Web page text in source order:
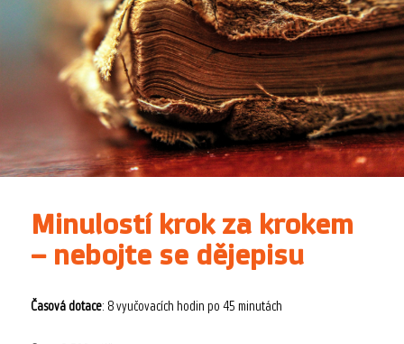
Minulostí krok za krokem
– nebojte se dějepisu
Časová dotace: 8 vyučovacích hodin po 45 minutách